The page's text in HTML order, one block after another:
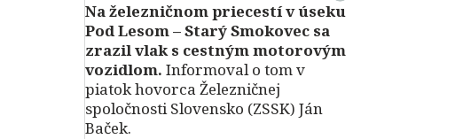
Na železničnom priecestí v úseku
Pod Lesom – Starý Smokovec sa
zrazil vlak s cestným motorovým
vozidlom. Informoval o tom v
piatok hovorca Železničnej
spoločnosti Slovensko (ZSSK) Ján
Baček.